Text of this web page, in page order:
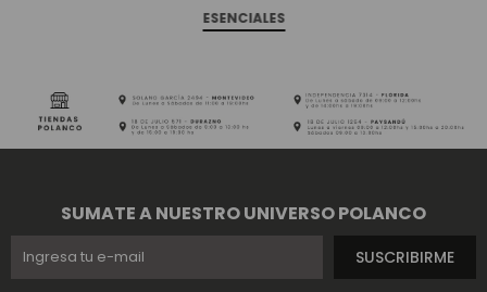
ESENCIALES
SUMATE A NUESTRO UNIVERSO POLANCO
SUSCRIBIRME